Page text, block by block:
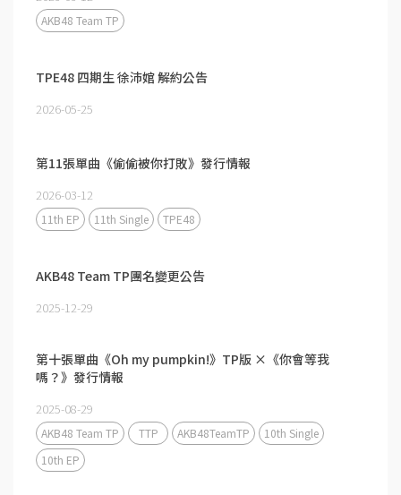
AKB48 Team TP
TPE48 四期生 徐沛婠 解約公告
2026-05-25
第11張單曲《偷偷被你打敗》發行情報
2026-03-12
11th EP 11th Single TPE48
AKB48 Team TP團名變更公告
2025-12-29
第十張單曲《Oh my pumpkin!》TP版 ×《你會等我
嗎？》發行情報
2025-08-29
AKB48 Team TP TTP AKB48TeamTP
10th Single
10th EP